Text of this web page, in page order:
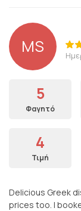
MS
5
Φαγητό
4
Τιμή
Delicious Greek
prices too. I